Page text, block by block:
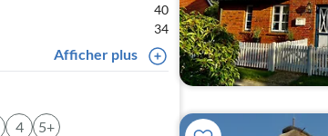
40
34
Afficher plus
4 5+